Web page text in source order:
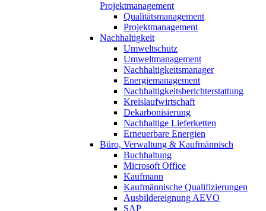
Projektmanagement
Qualitätsmanagement
Projektmanagement
Nachhaltigkeit
Umweltschutz
Umweltmanagement
Nachhaltigkeitsmanager
Energiemanagement
Nachhaltigkeitsberichterstattung
Kreislaufwirtschaft
Dekarbonisierung
Nachhaltige Lieferketten
Erneuerbare Energien
Büro, Verwaltung & Kaufmännisch
Buchhaltung
Microsoft Office
Kaufmann
Kaufmännische Qualifizierungen
Ausbildereignung AEVO
SAP